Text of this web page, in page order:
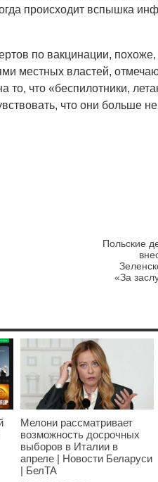
происходит вспышка
по вакцинации,
местных властей,
то, что «беспилотники,
что они больше
Польские
«За
Мелони рассматривает
возможность досрочных
выборов в Италии в
апреле | Новости Беларуси
| БелТА